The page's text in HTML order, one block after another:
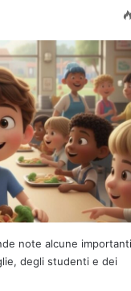
note alcune importanti
degli studenti e dei